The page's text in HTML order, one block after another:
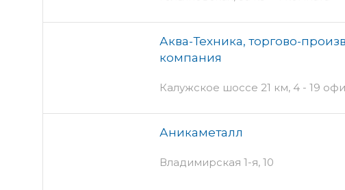
Аква-Техника, торгово-
компания
Калужское шоссе 21 км, 4 - 19
Аникаметалл
Владимирская 1-я, 10